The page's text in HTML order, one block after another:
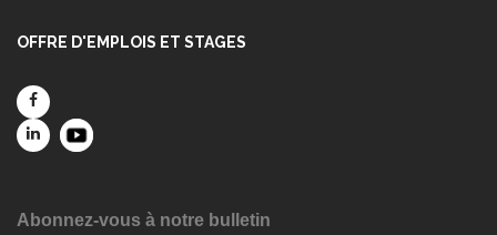
OFFRE D'EMPLOIS ET STAGES
Abonnez-vous à notre bulletin